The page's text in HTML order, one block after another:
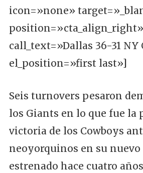
icon=»none»
position=»cta_align_right»
call_text=»Dallas 36-31 NY
el_position=»first last»]
Seis turnovers pesaron
los Giants en lo que fue la
victoria de los Cowboys
neoyorquinos en su nuevo
estrenado hace cuatro